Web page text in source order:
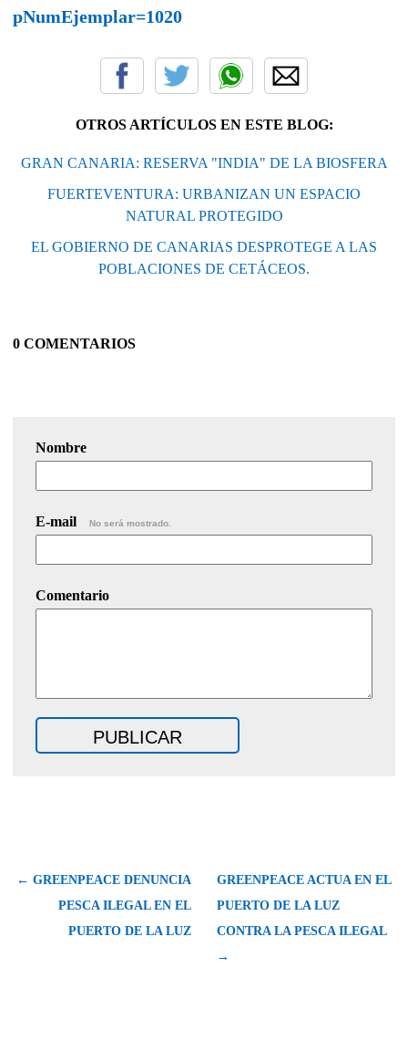
pNumEjemplar=1020
OTROS ARTÍCULOS EN ESTE BLOG:
GRAN CANARIA: RESERVA "INDIA" DE LA BIOSFERA
FUERTEVENTURA: URBANIZAN UN ESPACIO
NATURAL PROTEGIDO
EL GOBIERNO DE CANARIAS DESPROTEGE A LAS
POBLACIONES DE CETÁCEOS.
0 COMENTARIOS
Nombre
E-mail No será mostrado.
Comentario
← GREENPEACE DENUNCIA
PESCA ILEGAL EN EL
PUERTO DE LA LUZ
GREENPEACE ACTUA EN EL
PUERTO DE LA LUZ
CONTRA LA PESCA ILEGAL
→